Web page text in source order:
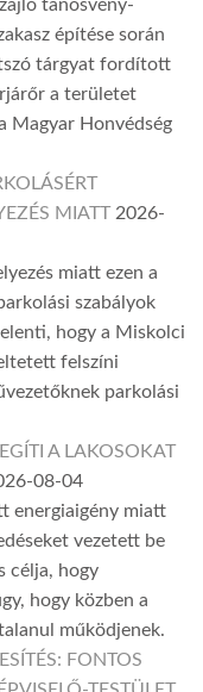
tanösvény-
építése során
tárgyat fordított
a területet
Magyar Honvédség
MIATT 2026-
miatt ezen a
szabályok
hogy a Miskolci
felszíni
parkolási
A LAKOSOKAT
08-04
energiaigény miatt
vezetett be
célja, hogy
hogy közben a
működjenek.
FONTOS